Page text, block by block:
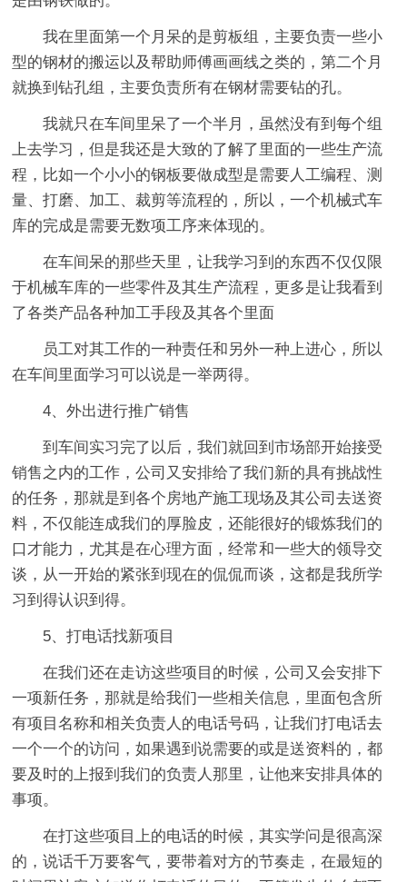
我在里面第一个月呆的是剪板组，主要负责一些小
型的钢材的搬运以及帮助师傅画画线之类的，第二个月
就换到钻孔组，主要负责所有在钢材需要钻的孔。
我就只在车间里呆了一个半月，虽然没有到每个组
上去学习，但是我还是大致的了解了里面的一些生产流
程，比如一个小小的钢板要做成型是需要人工编程、测
量、打磨、加工、裁剪等流程的，所以，一个机械式车
库的完成是需要无数项工序来体现的。
在车间呆的那些天里，让我学习到的东西不仅仅限
于机械车库的一些零件及其生产流程，更多是让我看到
了各类产品各种加工手段及其各个里面
员工对其工作的一种责任和另外一种上进心，所以
在车间里面学习可以说是一举两得。
4、外出进行推广销售
到车间实习完了以后，我们就回到市场部开始接受
销售之内的工作，公司又安排给了我们新的具有挑战性
的任务，那就是到各个房地产施工现场及其公司去送资
料，不仅能连成我们的厚脸皮，还能很好的锻炼我们的
口才能力，尤其是在心理方面，经常和一些大的领导交
谈，从一开始的紧张到现在的侃侃而谈，这都是我所学
习到得认识到得。
5、打电话找新项目
在我们还在走访这些项目的时候，公司又会安排下
一项新任务，那就是给我们一些相关信息，里面包含所
有项目名称和相关负责人的电话号码，让我们打电话去
一个一个的访问，如果遇到说需要的或是送资料的，都
要及时的上报到我们的负责人那里，让他来安排具体的
事项。
在打这些项目上的电话的时候，其实学问是很高深
的，说话千万要客气，要带着对方的节奏走，在最短的